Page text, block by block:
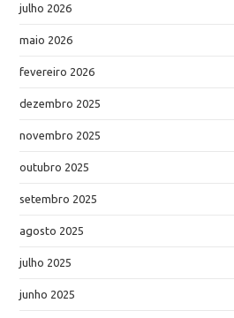
julho 2026
maio 2026
fevereiro 2026
dezembro 2025
novembro 2025
outubro 2025
setembro 2025
agosto 2025
julho 2025
junho 2025